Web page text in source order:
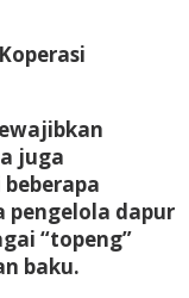
juga
pengelola dapur
“topeng”
baku.